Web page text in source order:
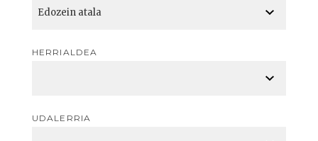
HERRIALDEA
UDALERRIA